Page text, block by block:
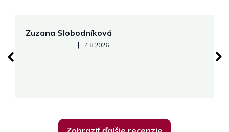
Zuzana Slobodníková
Hodnotenie obchodu je 5 z 5 hviezdičiek.
| 4.8.2026